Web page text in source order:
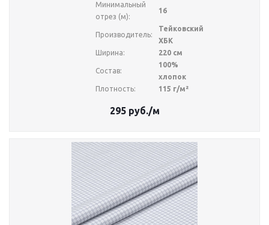
Минимальный
отрез (м):
16
Производитель:
Тейковский
ХБК
Ширина:
220 см
Состав:
100%
хлопок
Плотность:
115 г/м²
295руб./м